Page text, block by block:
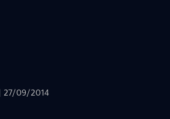
| 27/09/2014